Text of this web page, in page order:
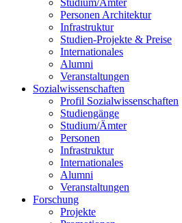
Studium/Ämter
Personen Architektur
Infrastruktur
Studien-Projekte & Preise
Internationales
Alumni
Veranstaltungen
Sozialwissenschaften
Profil Sozialwissenschaften
Studiengänge
Studium/Ämter
Personen
Infrastruktur
Internationales
Alumni
Veranstaltungen
Forschung
Projekte